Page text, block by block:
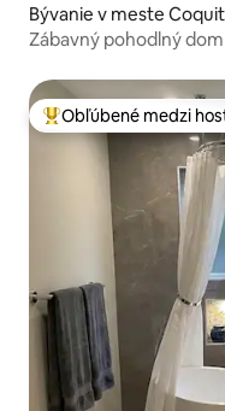
Bývanie v meste
Zábavný pohodlný
Najobľúbenejšie
Obľúbené medzi